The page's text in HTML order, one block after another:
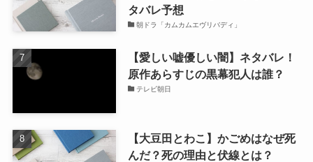
タバレ予想
朝ドラ「カムカムエヴリバディ」
【愛しい嘘優しい闇】ネタバレ！
原作あらすじの黒幕犯人は誰？
テレビ朝日
【大豆田とわこ】かごめはなぜ死
んだ？死の理由と伏線とは？